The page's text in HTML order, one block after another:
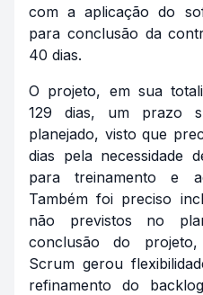
com a aplicação do
para conclusão da
40 dias.
O projeto, em sua
129 dias, um prazo
planejado, visto que
dias pela necessidade
para treinamento e
Também foi preciso
não previstos no
conclusão do
Scrum gerou
refinamento do backlog